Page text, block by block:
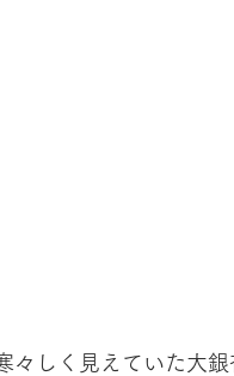
々しく見えていた大